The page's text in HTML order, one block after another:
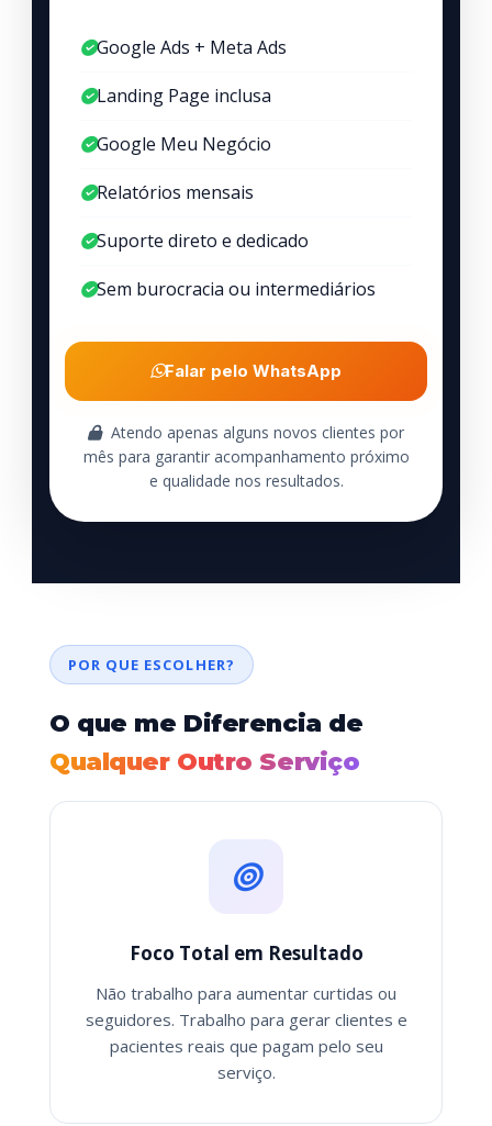
Google Ads + Meta Ads
Landing Page inclusa
Google Meu Negócio
Relatórios mensais
Suporte direto e dedicado
Sem burocracia ou intermediários
Falar pelo WhatsApp
Atendo apenas alguns novos clientes por
mês para garantir acompanhamento próximo
e qualidade nos resultados.
POR QUE ESCOLHER?
O que me Diferencia de
Qualquer Outro Serviço
Foco Total em Resultado
Não trabalho para aumentar curtidas ou
seguidores. Trabalho para gerar clientes e
pacientes reais que pagam pelo seu
serviço.